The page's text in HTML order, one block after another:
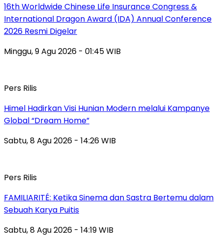
16th Worldwide Chinese Life Insurance Congress &
International Dragon Award (IDA) Annual Conference
2026 Resmi Digelar
Minggu, 9 Agu 2026 - 01:45 WIB
Pers Rilis
Himel Hadirkan Visi Hunian Modern melalui Kampanye
Global “Dream Home”
Sabtu, 8 Agu 2026 - 14:26 WIB
Pers Rilis
FAMILIARITÉ: Ketika Sinema dan Sastra Bertemu dalam
Sebuah Karya Puitis
Sabtu, 8 Agu 2026 - 14:19 WIB